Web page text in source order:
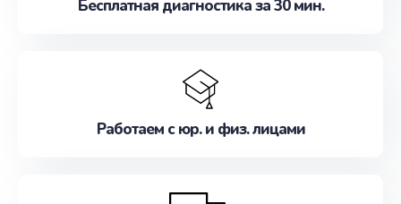
Бесплатная диагностика за 30 мин.
Работаем с юр. и физ. лицами